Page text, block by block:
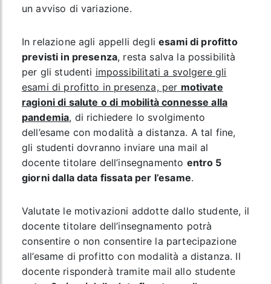
un avviso di variazione.
In relazione agli appelli degliesami di profitto
previsti in presenza, resta salva la possibilità
per gli studenti impossibilitati a svolgere gli
esami di profitto in presenza, per motivate
ragioni di salute o di mobilità connesse alla
pandemia, di richiedere lo svolgimento
dell’esame con modalità a distanza. A tal fine,
gli studenti dovranno inviare una mail al
docente titolare dell’insegnamento entro 5
giorni dalla data fissata per l’esame.
Valutate le motivazioni addotte dallo studente, il
docente titolare dell’insegnamento potrà
consentire o non consentire la partecipazione
all’esame di profitto con modalità a distanza. Il
docente risponderà tramite mail allo studente